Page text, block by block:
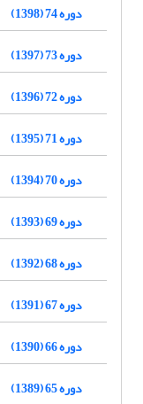
دوره 74 (1398)
دوره 73 (1397)
دوره 72 (1396)
دوره 71 (1395)
دوره 70 (1394)
دوره 69 (1393)
دوره 68 (1392)
دوره 67 (1391)
دوره 66 (1390)
دوره 65 (1389)